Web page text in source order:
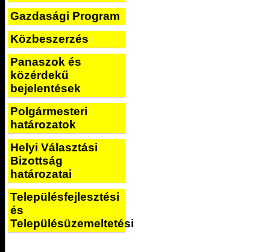
Gazdasági Program
Közbeszerzés
Panaszok és
közérdekű
bejelentések
Polgármesteri
határozatok
Helyi Választási
Bizottság
határozatai
Településfejlesztési
és
Településüzemeltetési